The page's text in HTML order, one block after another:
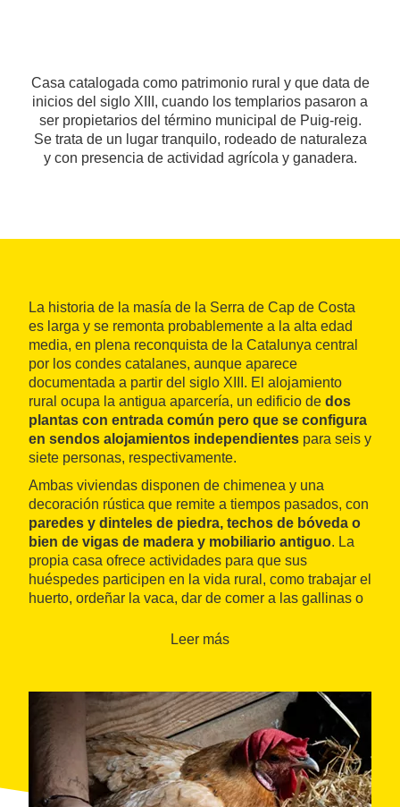
Casa catalogada como patrimonio rural y que data de
inicios del siglo XIII, cuando los templarios pasaron a
ser propietarios del término municipal de Puig-reig.
Se trata de un lugar tranquilo, rodeado de naturaleza
y con presencia de actividad agrícola y ganadera.
La historia de la masía de la Serra de Cap de Costa
es larga y se remonta probablemente a la alta edad
media, en plena reconquista de la Catalunya central
por los condes catalanes, aunque aparece
documentada a partir del siglo XIII. El alojamiento
rural ocupa la antigua aparcería, un edificio de dos
plantas con entrada común pero que se configura
en sendos alojamientos independientes para seis y
siete personas, respectivamente.
Ambas viviendas disponen de chimenea y una
decoración rústica que remite a tiempos pasados, con
paredes y dinteles de piedra, techos de bóveda o
bien de vigas de madera y mobiliario antiguo. La
propia casa ofrece actividades para que sus
huéspedes participen en la vida rural, como trabajar el
huerto, ordeñar la vaca, dar de comer a las gallinas o
productos ecológicos de temporada de la aparcería.
Leer más